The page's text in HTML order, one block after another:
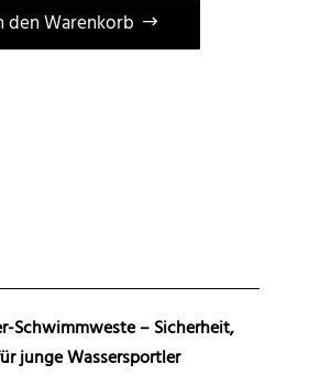
den Warenkorb
v
e
Schwimmweste – Sicherheit,
junge Wassersportler